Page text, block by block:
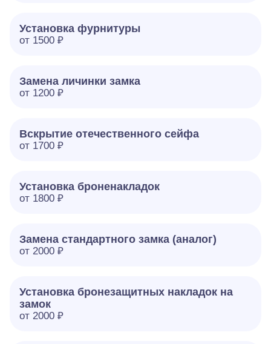
Установка фурнитуры
от 1500 ₽
Замена личинки замка
от 1200 ₽
Вскрытие отечественного сейфа
от 1700 ₽
Установка броненакладок
от 1800 ₽
Замена стандартного замка (аналог)
от 2000 ₽
Установка бронезащитных накладок на
замок
от 2000 ₽